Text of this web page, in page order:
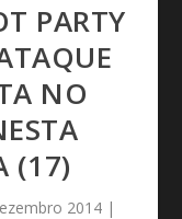
PARTY
NO
(17)
2014|